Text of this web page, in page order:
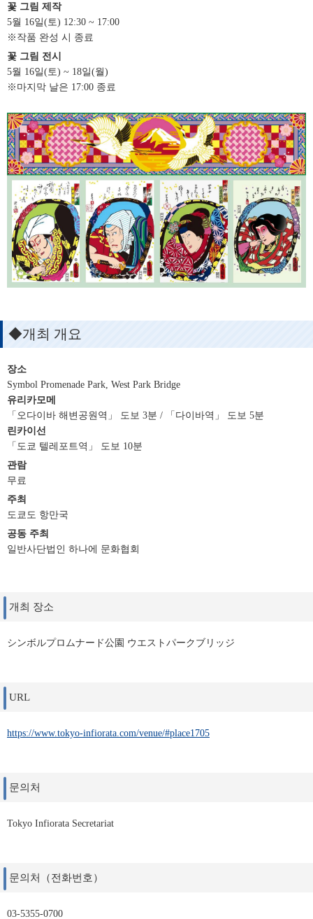
꽃 그림 제작
5월 16일(토) 12:30 ~ 17:00
※작품 완성 시 종료
꽃 그림 전시
5월 16일(토) ~ 18일(월)
※마지막 날은 17:00 종료
◆개최 개요
장소
Symbol Promenade Park, West Park Bridge
유리카모메
「오다이바 해변공원역」 도보 3분 / 「다이바역」 도보 5분
린카이선
「도쿄 텔레포트역」 도보 10분
관람
무료
주최
도쿄도 항만국
공동 주최
일반사단법인 하나에 문화협회
개최 장소
シンボルプロムナード公園 ウエストパークブリッジ
URL
https://www.tokyo-infiorata.com/venue/#place1705
문의처
Tokyo Infiorata Secretariat
문의처（전화번호）
03-5355-0700